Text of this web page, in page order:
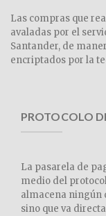
Las compras que
avaladas por el
Santander, de
encriptados por la
PROTOCOLO
La pasarela de
medio del
almacena ningún
sino que va